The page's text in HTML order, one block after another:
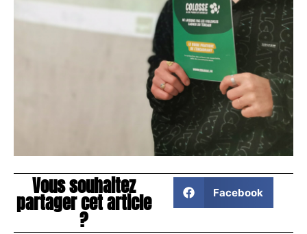
Vous souhaitez
partager cet article
?
Facebook